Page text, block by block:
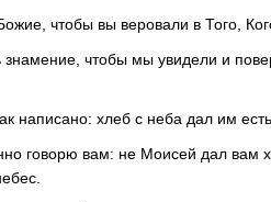
чтобы вы веровали в Того,
чтобы мы увидели и
написано: хлеб с неба дал им
говорю вам: не Моисей дал вам